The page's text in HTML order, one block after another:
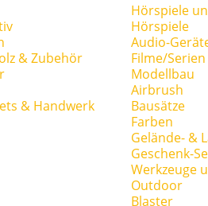
& Zubehör
& Handwerk
Hörspiele
Hörspiele
Audio-
Filme/Serien
Modellbau
Airbrush
Bausätze
Farben
Gelände- &
Geschenk-
Werkzeuge
Outdoor
Blaster